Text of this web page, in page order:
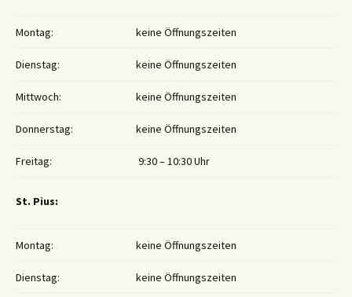
Montag: keine Öffnungszeiten
Dienstag: keine Öffnungszeiten
Mittwoch: keine Öffnungszeiten
Donnerstag: keine Öffnungszeiten
Freitag: 9:30 – 10:30 Uhr
St. Pius:
Montag: keine Öffnungszeiten
Dienstag: keine Öffnungszeiten